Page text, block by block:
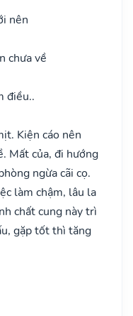
nên
chưa về
điều..
Kiện cáo nên
Mất của, đi hướng
ngừa cãi cọ.
làm chậm, lâu la
chất cung này trì
gặp tốt thì tăng